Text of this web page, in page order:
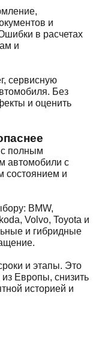
и
в расчетах
и
сервисную
Без
и оценить
полным
автомобили с
состоянием и
BMW,
Volvo, Toyota и
и гибридные
и этапы. Это
из Европы, снизить
историей и